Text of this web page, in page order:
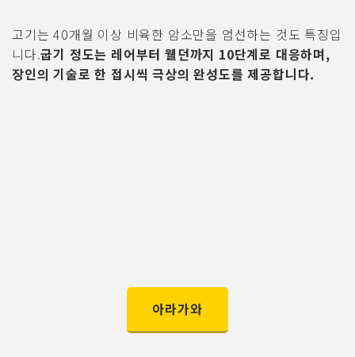
고기는 40개월 이상 비육한 암소만을 엄선하는 것도 특징입
니다.굽기 정도는 레어부터 웰던까지 10단계로 대응하며,
장인의 기술로 한 접시씩 극상의 완성도를 제공합니다.
아라가와